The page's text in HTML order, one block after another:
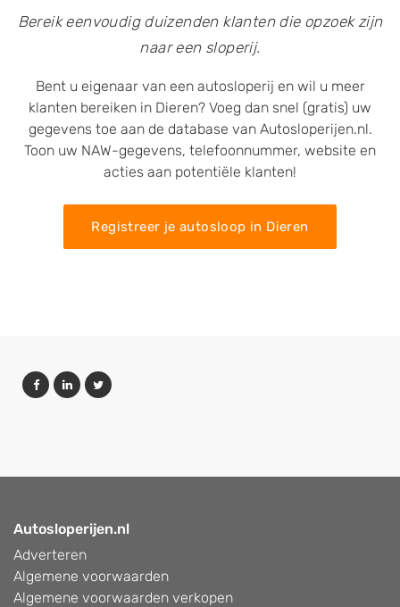
Bereik eenvoudig duizenden klanten die opzoek zijn
naar een sloperij.
Bent u eigenaar van een autosloperij en wil u meer
klanten bereiken in Dieren? Voeg dan snel (gratis) uw
gegevens toe aan de database van Autosloperijen.nl.
Toon uw NAW-gegevens, telefoonnummer, website en
acties aan potentiële klanten!
Registreer je autosloop in Dieren
Autosloperijen.nl
Adverteren
Algemene voorwaarden
Algemene voorwaarden verkopen